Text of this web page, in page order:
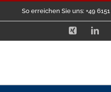
So erreichen Sie uns: +49
Xing